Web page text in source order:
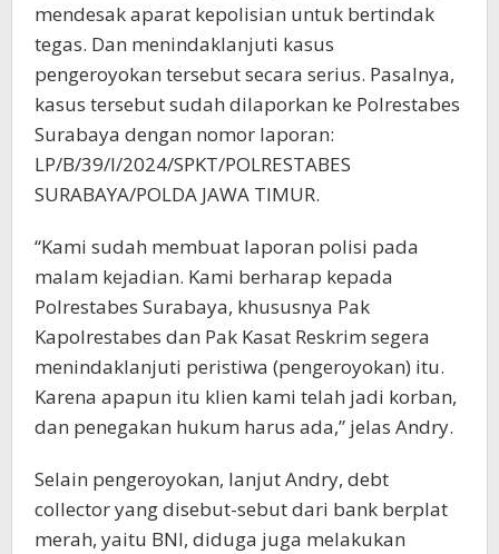
mendesak aparat kepolisian untuk bertindak
tegas. Dan menindaklanjuti kasus
pengeroyokan tersebut secara serius. Pasalnya,
kasus tersebut sudah dilaporkan ke Polrestabes
Surabaya dengan nomor laporan:
LP/B/39/I/2024/SPKT/POLRESTABES
SURABAYA/POLDA JAWA TIMUR.
“Kami sudah membuat laporan polisi pada
malam kejadian. Kami berharap kepada
Polrestabes Surabaya, khususnya Pak
Kapolrestabes dan Pak Kasat Reskrim segera
menindaklanjuti peristiwa (pengeroyokan) itu.
Karena apapun itu klien kami telah jadi korban,
dan penegakan hukum harus ada,” jelas Andry.
Selain pengeroyokan, lanjut Andry, debt
collector yang disebut-sebut dari bank berplat
merah, yaitu BNI, diduga juga melakukan